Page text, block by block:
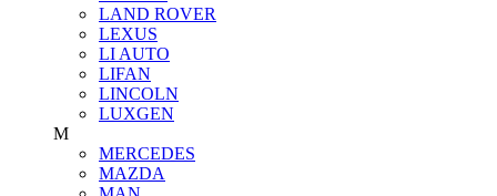
LAND ROVER
LEXUS
LI AUTO
LIFAN
LINCOLN
LUXGEN
M
MERCEDES
MAZDA